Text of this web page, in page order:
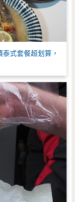
式套餐超划算，